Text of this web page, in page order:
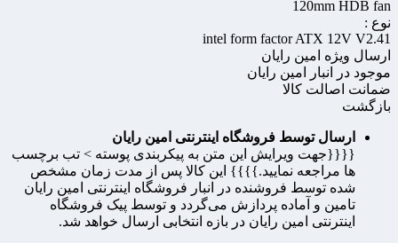
120mm HDB fan
نوع :
intel form factor ATX 12V V2.41
ارسال ویژه امین رایان
موجود در انبار امین رایان
ضمانت اصالت کالا
بازگشت
ارسال توسط فروشگاه اینترنتی امین رایان
{{{{جهت ویرایش این متن به پیکربندی پوسته > تب برچسب
ها مراجعه نمایید.}}}} این کالا پس از مدت زمان مشخص
شده توسط فروشنده در انبار فروشگاه اینترنتی امین رایان
تامین و آماده پردازش می‌گردد و توسط پیک فروشگاه
اینترنتی امین رایان در بازه انتخابی ارسال خواهد شد.